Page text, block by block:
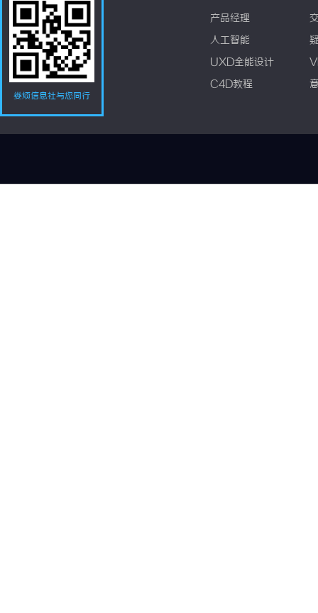
娄烦信息社与您同行
产品经理
人工智能
UXD全能设计
C4D教程